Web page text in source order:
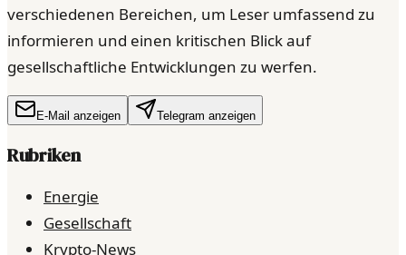
verschiedenen Bereichen, um Leser umfassend zu
informieren und einen kritischen Blick auf
gesellschaftliche Entwicklungen zu werfen.
E-Mail anzeigen Telegram anzeigen
Rubriken
Energie
Gesellschaft
Krypto-News